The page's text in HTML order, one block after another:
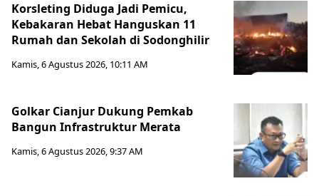
Korsleting Diduga Jadi Pemicu,
Kebakaran Hebat Hanguskan 11
Rumah dan Sekolah di Sodonghilir
Kamis, 6 Agustus 2026, 10:11 AM
Golkar Cianjur Dukung Pemkab
Bangun Infrastruktur Merata
Kamis, 6 Agustus 2026, 9:37 AM